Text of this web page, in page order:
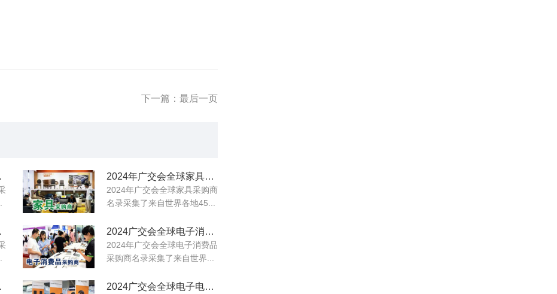
下一篇：最后一页
名录 2024年广交会全球家具采购商名录
2024年广交会全球家具采购商
名录采集了来自世界各地45...
名录 2024广交会全球电子消费品采购商名录
2024年广交会全球电子消费品
采购商名录采集了来自世界...
名录 2024广交会全球电子电气采购商名录